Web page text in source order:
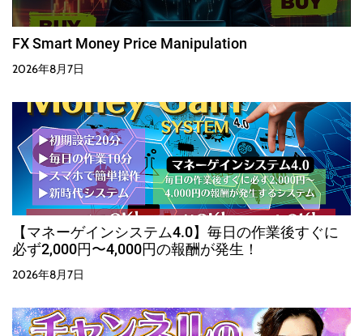
FX Smart Money Price Manipulation
2026年8月7日
【マネーゲインシステム4.0】毎日の作業後すぐに
必ず2,000円〜4,000円の報酬が発生！
2026年8月7日